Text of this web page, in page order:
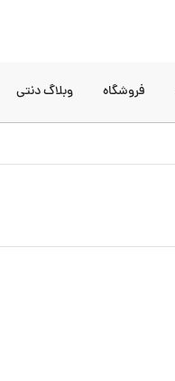
فروشگاه وبلاگ دنتی